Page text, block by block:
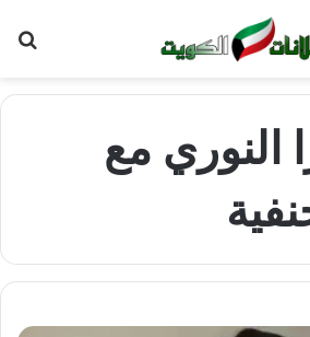
النوري مع